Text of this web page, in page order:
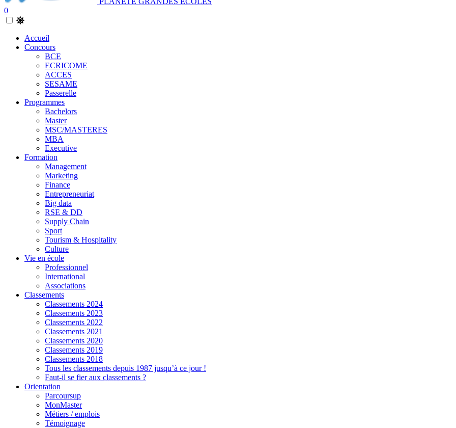
0
Accueil
Concours
BCE
ECRICOME
ACCES
SESAME
Passerelle
Programmes
Bachelors
Master
MSC/MASTERES
MBA
Executive
Formation
Management
Marketing
Finance
Entrepreneuriat
Big data
RSE & DD
Supply Chain
Sport
Tourism & Hospitality
Culture
Vie en école
Professionnel
International
Associations
Classements
Classements 2024
Classements 2023
Classements 2022
Classements 2021
Classements 2020
Classements 2019
Classements 2018
Tous les classements depuis 1987 jusqu’à ce jour !
Faut-il se fier aux classements ?
Orientation
Parcoursup
MonMaster
Métiers / emplois
Témoignage